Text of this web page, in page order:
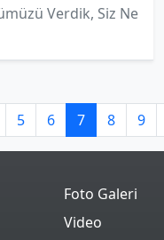
Verdik, Siz Ne
5 6 7 8 9
Foto Galeri
Video